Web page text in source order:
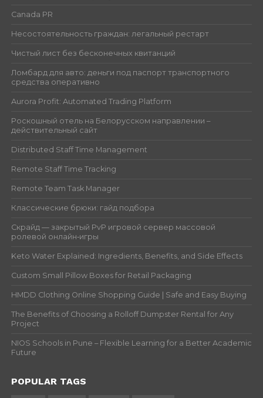
Canada PR
Несостоятельность граждан: легальный рестарт
Чистый лист без бесконечных квитанций
Ломбард для авто: деньги под паспорт транспортного
средства оперативно
Aurora Profit: Automated Trading Platform
Роскошный отель на Белорусском направлении –
действительный сайт
Distributed Staff Time Management
Remote Staff Time Tracking
Remote Team Task Manager
Классические брюки: гайд подбора
Скрайд — закрытый PvP игровой сервер массовой
ролевой онлайн‑игры
Keto Water Explained: Ingredients, Benefits, and Side Effects
Custom Small Pillow Boxes for Retail Packaging
HMDD Clothing Online Shopping Guide | Safe and Easy Buying
The Benefits of Choosing a Rolloff Dumpster Rental for Any
Project
NIOS Schools in Pune – Flexible Learning for a Better Academic
Future
POPULAR TAGS